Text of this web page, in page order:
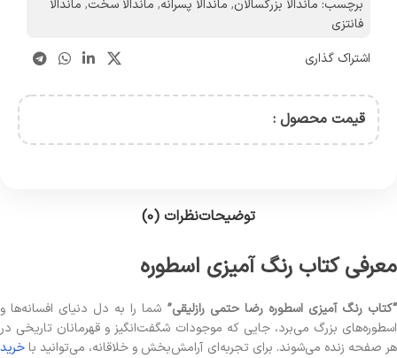
برچسب: ماندالا بزرگسالان, ماندالا پسرانه, ماندالا سخت, ماندالا
فانتزی
اشتراک گذاری
قیمت محصول :
توضیحاتنظرات (0)
معرفی کتاب رنگ آمیزی اسطوره
“کتاب رنگ آمیزی اسطوره رضا حتمی رازلیقی” شما را به دل دنیای افسانه‌ها و
اسطوره‌های بزرگ می‌برد، جایی که موجودات شگفت‌انگیز و قهرمانان تاریخی در
هر صفحه زنده می‌شوند. برای تجربه‌ای آرامش‌بخش و خلاقانه، می‌توانید باخرید